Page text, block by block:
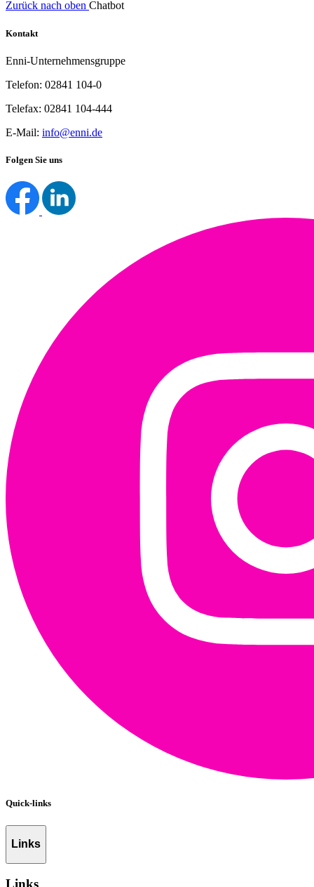
Zurück nach oben Chatbot
Kontakt
Enni-Unternehmensgruppe
Telefon: 02841 104-0
Telefax: 02841 104-444
E-Mail: info@enni.de
Folgen Sie uns
Quick-links
Links